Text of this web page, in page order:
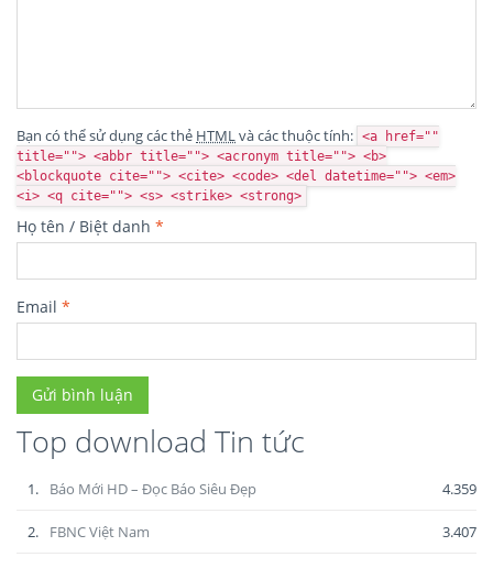
Bạn có thể sử dụng các thẻ HTMLvà các thuộc tính: <a href=""
title=""> <abbr title=""> <acronym title=""> <b>
<blockquote cite=""> <cite> <code> <del datetime=""> <em>
<i> <q cite=""> <s> <strike> <strong>
Họ tên / Biệt danh *
Email *
Top download Tin tức
1. Báo Mới HD – Đọc Báo Siêu Đẹp 4.359
2. FBNC Việt Nam 3.407